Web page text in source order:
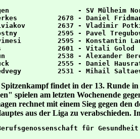
- SV Mülheim
2678 - Daniel
2637 - Vladimir
2595 - Pavel
2595 - Konstantin
2601 - Vitali
2538 - Alexander
2555 - Daniel
findet in der 13. Runde
spielen am letzten Wochenende
rechnet mit einem Sieg gegen
aus der Liga zu verabschieden.
für